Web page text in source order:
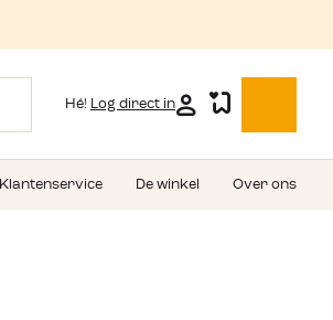
Hé! Log direct in
Klantenservice De winkel Over ons